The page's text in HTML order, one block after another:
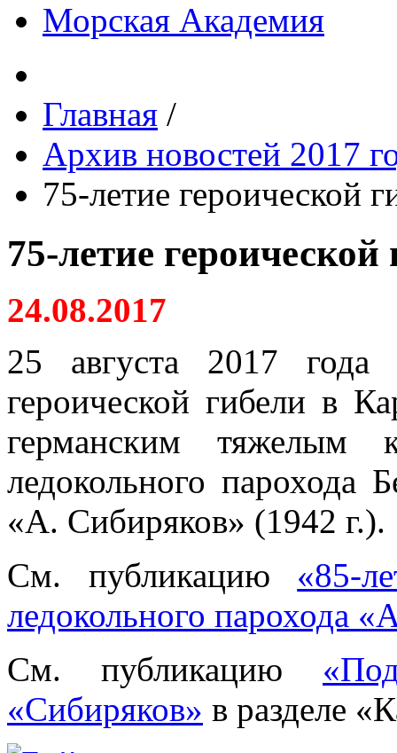
Морская Академия
Главная /
Архив новостей 2017
75-летие героической
75-летие
24.08.2017
25 августа 2017
героической гибели в
германским тяжелым
ледокольного парохода
«А. Сибиряков» (1942 г.).
См. публикацию «85-
ледокольного парохода
См. публикацию
«Сибиряков» в разделе